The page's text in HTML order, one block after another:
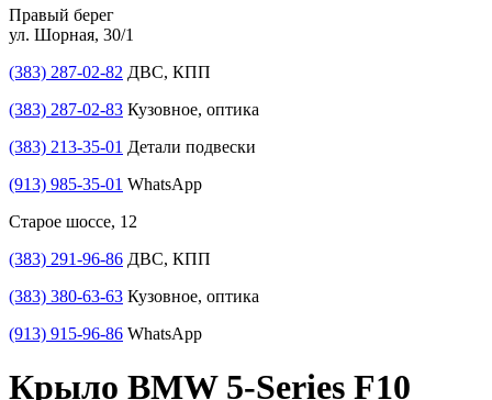
Правый берег
ул. Шорная, 30/1
(383) 287-02-82 ДВС, КПП
(383) 287-02-83 Кузовное, оптика
(383) 213-35-01 Детали подвески
(913) 985-35-01 WhatsApp
Старое шоссе, 12
(383) 291-96-86 ДВС, КПП
(383) 380-63-63 Кузовное, оптика
(913) 915-96-86 WhatsApp
Крыло BMW 5-Series F10